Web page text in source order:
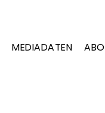
MEDIADATEN ABO